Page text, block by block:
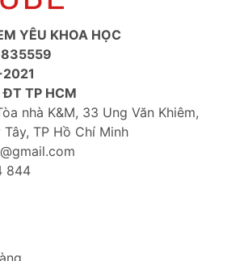
YÊU KHOA HỌC
ĐT TP HCM
nhà K&M, 33 Ung Văn Khiêm,
TP Hồ Chí Minh
844